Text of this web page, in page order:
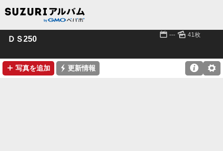
ＤＳ250 📅 --- 🌄 41枚
➕ 写真を追加 ⚡ 更新情報 ⚙
